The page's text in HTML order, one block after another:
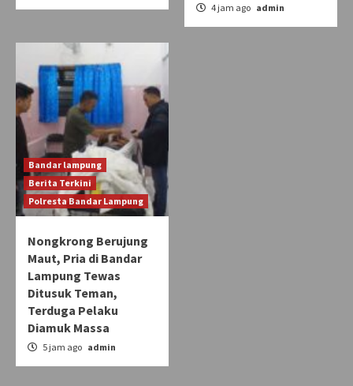
4 jam ago admin
Bandar lampung
Berita Terkini
Polresta Bandar Lampung
Nongkrong Berujung
Maut, Pria di Bandar
Lampung Tewas
Ditusuk Teman,
Terduga Pelaku
Diamuk Massa
5 jam ago admin